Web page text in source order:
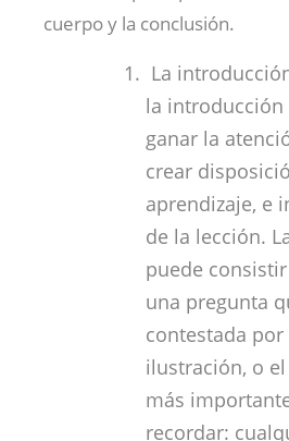
cuerpo y la conclusión.
La
la introducción
ganar la
crear
aprendizaje, e
de la lección.
puede
una pregunta
contestada
ilustración, o
más
recordar: